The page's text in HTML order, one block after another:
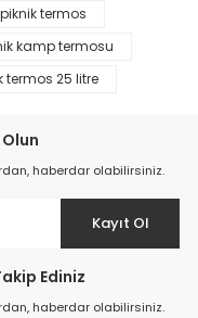
termos
kamp termosu
termos 25 litre
haberdar olabilirsiniz.
Kayıt Ol
Ediniz
haberdar olabilirsiniz.